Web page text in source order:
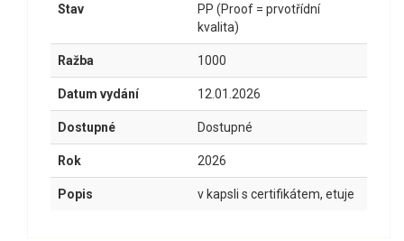
Stav
PP (Proof = prvotřídní
kvalita)
Ražba 1000
Datum vydání 12.01.2026
Dostupné Dostupné
Rok 2026
Popis v kapsli s certifikátem, etuje